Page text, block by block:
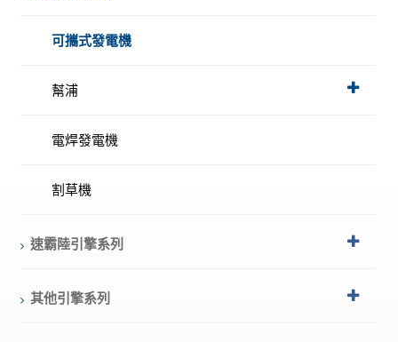
可攜式發電機
幫浦
電焊發電機
割草機
速霸陸引擎系列
其他引擎系列